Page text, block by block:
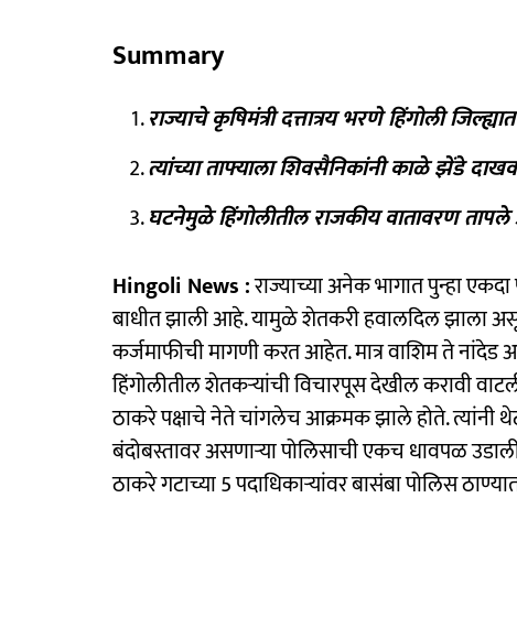
Summary
राज्याचे कृषिमंत्री दत्तात्रय भरणे हिंगोली
त्यांच्या ताफ्याला शिवसैनिकांनी काळे झेंडे
घटनेमुळे हिंगोलीतील राजकीय वातावरण
Hingoli News :राज्याच्या अनेक भागात पुन्हा
बाधीत झाली आहे. यामुळे शेतकरी हवालदिल झाला
कर्जमाफीची मागणी करत आहेत. मात्र वाशिम ते नांदेड
हिंगोलीतील शेतकऱ्यांची विचारपूस देखील करावी
ठाकरे पक्षाचे नेते चांगलेच आक्रमक झाले होते. त्यांनी
बंदोबस्तावर असणाऱ्या पोलिसाची एकच धावपळ
ठाकरे गटाच्या 5 पदाधिकाऱ्यांवर बासंबा पोलिस